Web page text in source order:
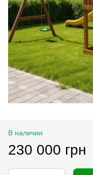
В наличии
230 000 грн